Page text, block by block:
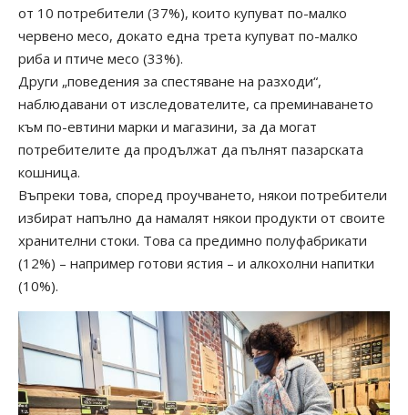
от 10 потребители (37%), които купуват по-малко
червено месо, докато една трета купуват по-малко
риба и птиче месо (33%).
Други „поведения за спестяване на разходи“,
наблюдавани от изследователите, са преминаването
към по-евтини марки и магазини, за да могат
потребителите да продължат да пълнят пазарската
кошница.
Въпреки това, според проучването, някои потребители
избират напълно да намалят някои продукти от своите
хранителни стоки. Това са предимно полуфабрикати
(12%) – например готови ястия – и алкохолни напитки
(10%).